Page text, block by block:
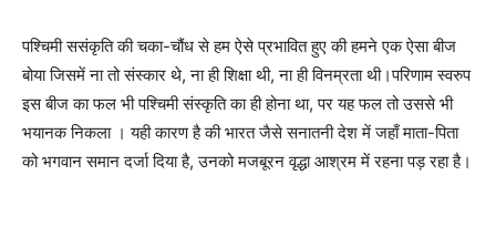
पश्चिमी ससंकृति की चका-चौंध से हम ऐसे प्रभावित हुए की हमने एक ऐसा बीज
बोया जिसमें ना तो संस्कार थे, ना ही शिक्षा थी, ना ही विनम्रता थी।परिणाम स्वरुप
इस बीज का फल भी पश्चिमी संस्कृति का ही होना था, पर यह फल तो उससे भी
भयानक निकला । यही कारण है की भारत जैसे सनातनी देश में जहाँ माता-पिता
को भगवान समान दर्जा दिया है, उनको मजबूरन वृद्धा आश्रम में रहना पड़ रहा है।